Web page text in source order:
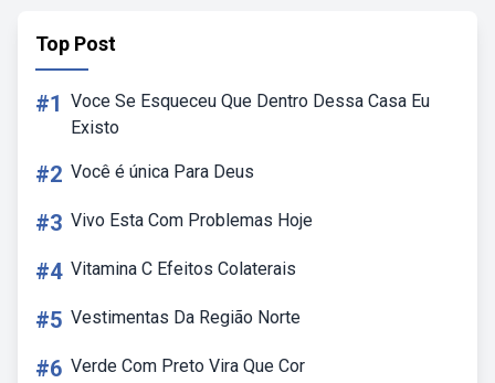
Top Post
#1 Voce Se Esqueceu Que Dentro Dessa Casa Eu
Existo
#2 Você é única Para Deus
#3 Vivo Esta Com Problemas Hoje
#4 Vitamina C Efeitos Colaterais
#5 Vestimentas Da Região Norte
#6 Verde Com Preto Vira Que Cor